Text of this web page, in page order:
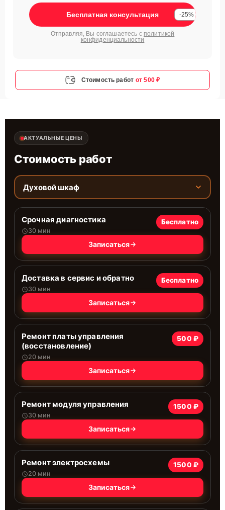
Бесплатная консультация -25%
Отправляя, Вы соглашаетесь с политикой
конфиденциальности
Стоимость работ от 500 ₽
АКТУАЛЬНЫЕ ЦЕНЫ
Стоимость работ
Духовой шкаф
Срочная диагностика
30 мин
Бесплатно
Записаться
Доставка в сервис и обратно
30 мин
Бесплатно
Записаться
Ремонт платы управления
(восстановление)
20 мин
500 ₽
Записаться
Ремонт модуля управления
30 мин
1500 ₽
Записаться
Ремонт электросхемы
20 мин
1500 ₽
Записаться